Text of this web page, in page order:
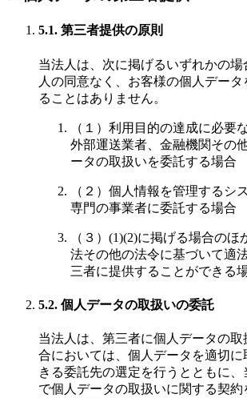
5.1. 第三者提供の原則
当法人は、次に掲げるいずれかの
人の同意なく、お客様の個人デー
ることはありません。
（１）利用目的の達成に必要
外部運送業者、金融機関その
ータの取扱いを委託する場合
（２）個人情報を管理するシ
専門の事業者に委託する場合
（３）(1)(2)に掲げる場合の
法その他の法令に基づいて適
三者に提供することができる
5.2. 個人データの取扱いの委託
当法人は、第三者に個人データの
合においては、個人データを適切
きる委託先の選定を行うとともに、
で個人データの取扱いに関する契約